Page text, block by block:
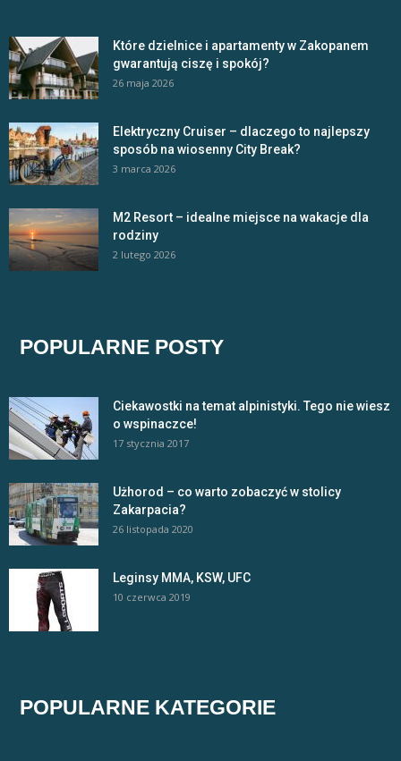
Które dzielnice i apartamenty w Zakopanem
gwarantują ciszę i spokój?
26 maja 2026
Elektryczny Cruiser – dlaczego to najlepszy
sposób na wiosenny City Break?
3 marca 2026
M2 Resort – idealne miejsce na wakacje dla
rodziny
2 lutego 2026
POPULARNE POSTY
Ciekawostki na temat alpinistyki. Tego nie wiesz
o wspinaczce!
17 stycznia 2017
Użhorod – co warto zobaczyć w stolicy
Zakarpacia?
26 listopada 2020
Leginsy MMA, KSW, UFC
10 czerwca 2019
POPULARNE KATEGORIE